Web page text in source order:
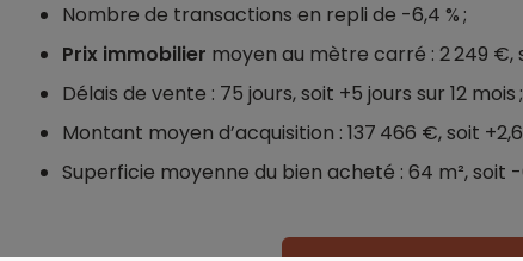
Nombre de transactions en repli de -6,4 % ;
Prix immobilier moyen au mètre carré : 2 249 €,
Délais de vente : 75 jours, soit +5 jours sur 12 mois ;
Montant moyen d’acquisition : 137 466 €, soit +2,6
Superficie moyenne du bien acheté : 64 m², soit -